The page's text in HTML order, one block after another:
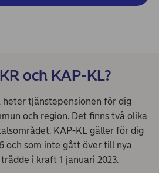
och KAP-KL?
heter tjänstepensionen för dig
och region. Det finns två olika
KAP-KL gäller för dig
och som inte gått över till nya
i kraft 1 januari 2023.